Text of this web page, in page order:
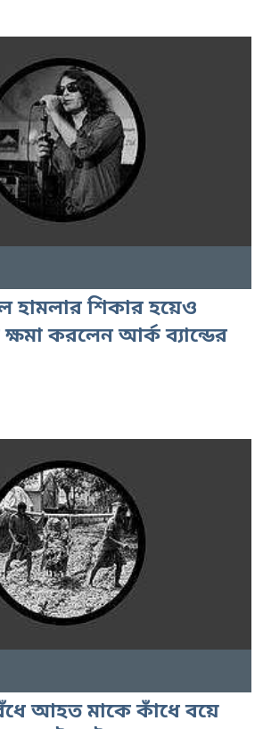
হামলার শিকার হয়েও
করলেন আর্ক ব্যান্ডের
আহত মাকে কাঁধে বয়ে